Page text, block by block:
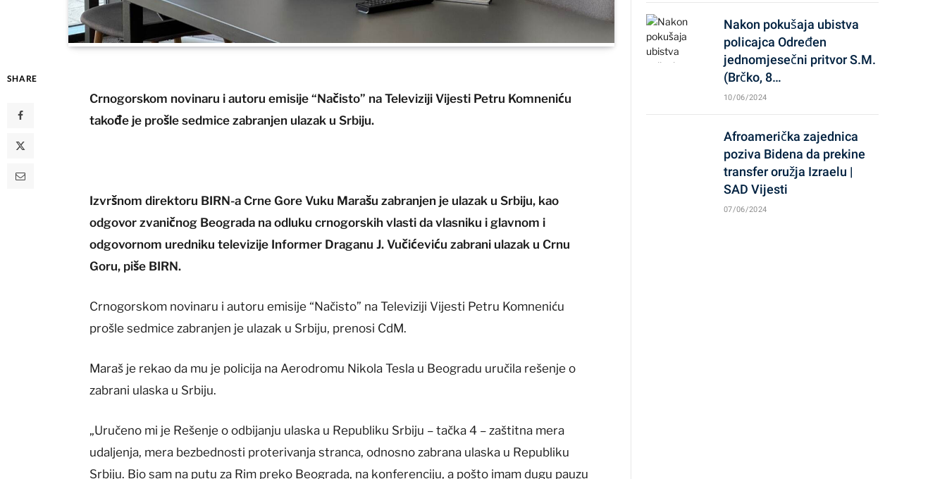
SHARE
Crnogorskom novinaru i autoru emisije “Načisto” na Televiziji Vijesti Petru Komneniću
takođe je prošle sedmice zabranjen ulazak u Srbiju.
Izvršnom direktoru BIRN-a Crne Gore Vuku Marašu zabranjen je ulazak u Srbiju, kao
odgovor zvaničnog Beograda na odluku crnogorskih vlasti da vlasniku i glavnom i
odgovornom uredniku televizije Informer Draganu J. Vučićeviću zabrani ulazak u Crnu
Goru, piše BIRN.
Crnogorskom novinaru i autoru emisije “Načisto” na Televiziji Vijesti Petru Komneniću
prošle sedmice zabranjen je ulazak u Srbiju, prenosi CdM.
Maraš je rekao da mu je policija na Aerodromu Nikola Tesla u Beogradu uručila rešenje o
zabrani ulaska u Srbiju.
„Uručeno mi je Rešenje o odbijanju ulaska u Republiku Srbiju – tačka 4 – zaštitna mera
udaljenja, mera bezbednosti proterivanja stranca, odnosno zabrana ulaska u Republiku
Srbiju. Bio sam na putu za Rim preko Beograda, na konferenciju, a pošto imam dugu pauzu
Nakon pokušaja ubistva
policajca Određen
jednomjesečni pritvor S.M.
(Brčko, 8…
10/06/2024
Afroamerička zajednica
poziva Bidena da prekine
transfer oružja Izraelu |
SAD Vijesti
07/06/2024